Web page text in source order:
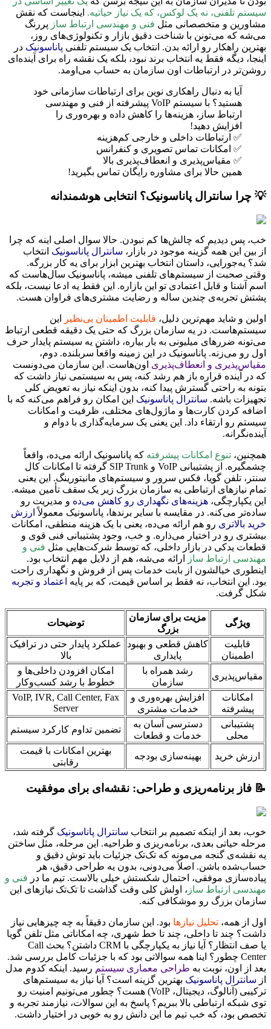
سیستم تلفنی، نه یک لوکس، که یک نیاز حیاتیه. اینجاست که نقش
مشاورین و متخصصانی مثل فنی و مهندسی ارتباط ساز پررنگ
می‌شه که می‌تونن با شناخت دقیق بازار و تکنولوژی‌های روز،
بهترین راهکار رو ارائه بدن. انتخاب یک سیستم تلفنی پاناسونیک در
اینجا، دیگه فقط یه انتخاب برند نبود، بلکه یک نقشه راه برای آینده‌ای
روشن‌تر در ارتباطات اون سازمان به حساب می‌اومد.
آیا به دنبال راهکاری نوین برای ارتباطات سازمانی خود
هستید؟ با سیستم VoIP پیشرفته از فنی و مهندسی
ارتباط ساز، هزینه‌ها را کاهش داده و بهره‌وری را
افزایش دهید!
✅ ارتباطات داخلی و خارجی کم‌هزینه
✅ امکانات تماس تصویری و کنفرانس
✅ مقیاس‌پذیری و انعطاف‌پذیری بالا
همین حالا برای مشاوره رایگان تماس بگیرید!
💡 چرا سانترال پاناسونیک؟ انتخابی هوشمندانه
خب، پس دیدیم که چالش‌ها کم نبودن. حالا سوال اصلی اینه که چرا
از بین این همه گزینه موجود در بازار، سانترال پاناسونیک انتخاب
شد؟ یه‌جورایی، داستان انتخاب بهترین ابزار برای یه کار بزرگه.
وقتی صحبت از سیستم‌های تلفنی میشه، پاناسونیک سال‌هاست که
اسم آشنا و قابل اعتمادی تو این بازاره. این فقط یه ادعا نیست، بلکه
پشتش تجربه‌ی چندین ساله و رضایت مشتری‌های فراوان هست.
اولین و شاید مهم‌ترین دلیل، قابلیت اطمینان بی‌نظیر
این
سیستم‌هاست. در یه سازمان بزرگ که حتی یک دقیقه قطعی ارتباط
می‌تونه ضررهای میلیونی به بار بیاره، داشتن یه سیستم پایدار حرف
اول رو می‌زنه. پاناسونیک در این زمینه واقعاً سربلنده. دوم،
مقیاس‌پذیری و انعطاف‌پذیری اون‌هاست. این سازمان می‌دونست
که در آینده قراره باز هم رشد کنه، پس به سیستمی نیاز داشت که
بتونه به راحتی گسترش پیدا کنه، بدون اینکه نیاز به تعویض کلی
تجهیزات باشه. سانترال پاناسونیک این امکان رو فراهم می‌کنه که با
اضافه کردن کارت‌ها و ماژول‌های مختلف، ظرفیت و امکانات
سیستم رو ارتقاء داد. این یعنی یک سرمایه‌گذاری با دوام و
آینده‌نگرانه.
همچنین، تنوع امکانات پیشرفته که پاناسونیک ارائه می‌ده، واقعاً
چشمگیره. از پشتیبانی VoIP و SIP Trunk گرفته تا امکانات کال
سنتر، تلفن گویا، فکس سرور و سیستم‌های مانیتورینگ. این یعنی
تمام نیازهای ارتباطی یه سازمان بزرگ زیر یک سقف تأمین میشه.
این یکپارچگی، هزینه‌های نگهداری رو کاهش می‌ده و مدیریت رو
ساده‌تر می‌کنه. در مقایسه با سایر برندها، پاناسونیک معمولاً ارزش
خرید بالاتری رو هم ارائه می‌ده، یعنی با یک هزینه منطقی، امکانات
بیشتری رو در اختیار می‌ذاره. و خب، وجود پشتیبانی فنی قوی و
قطعات یدکی در بازار داخلی، که توسط شرکت‌هایی مثل فنی و
مهندسی ارتباط ساز
ارائه می‌شه، هم از دلایل مهم انتخاب بود.
اینطوری خیالشون از بابت خدمات پس از فروش و نگهداری راحت
بود. این انتخاب، نه فقط بر اساس قیمت، که بر پایه
اعتماد و تجربه
شکل گرفت.
ویژگی
مزیت برای سازمان
بزرگ
توضیحات
قابلیت
اطمینان
کاهش قطعی و بهبود
پایداری
عملکرد پایدار حتی در ترافیک
بالا
مقیاس‌پذیری
رشد همراه با
سازمان
امکان افزودن داخلی‌ها و
خطوط با رشد کسب‌وکار
امکانات
پیشرفته
افزایش بهره‌وری و
خدمات مشتری
VoIP, IVR, Call Center, Fax
Server
پشتیبانی
محلی
دسترسی آسان به
خدمات و قطعات
تضمین تداوم کارکرد سیستم
ارزش خرید بهینه‌سازی بودجه
بهترین امکانات با قیمت
رقابتی
📝 فاز برنامه‌ریزی و طراحی: نقشه‌ای برای موفقیت
خوب، بعد از اینکه تصمیم بر انتخاب سانترال پاناسونیک گرفته شد،
مرحله حیاتی بعدی، برنامه‌ریزی و طراحیه. این مرحله، مثل ساختن
یه نقشه‌ی گنجه می‌مونه که تک‌تک جزئیات باید توش دقیق و
حساب‌شده باشن. اصلاً می‌دونی، بدون یه طراحی دقیق، هر
پیاده‌سازی موفقی، احتمال شکستش خیلی بالاست. تیم ما در فنی و
مهندسی ارتباط ساز ، اولش کلی وقت گذاشت تا تک‌تک نیازهای این
سازمان بزرگ رو موشکافی کنه.
اول از همه، تحلیل نیازها بود. این سازمان دقیقاً به چه چیزهایی نیاز
داشت؟ چند تا داخلی، چند تا خط شهری، چه امکاناتی مثل تلفن گویا
یا صف انتظار؟ آیا نیاز به یکپارچگی با CRM داشتن؟ بحث Call
Center چطور؟ اینا همه سوالاتی بود که با جزئیات کامل بررسی شد.
بعد از اون، نوبت به طراحی معماری سیستم رسید. اینکه کدوم مدل
از سانترال پاناسونیک بهترین گزینه است؟ آیا نیاز به سیستم‌های
ترکیبی (آنالوگ، دیجیتال، VoIP) هست؟ چطور می‌تونیم امنیت رو
توی شبکه ارتباطی بالا ببریم؟ پاسخ به این سوالات، نیازمند تجربه و
تخصص بود، که خب تیم ما این دانش رو به خوبی در اختیار داشت.